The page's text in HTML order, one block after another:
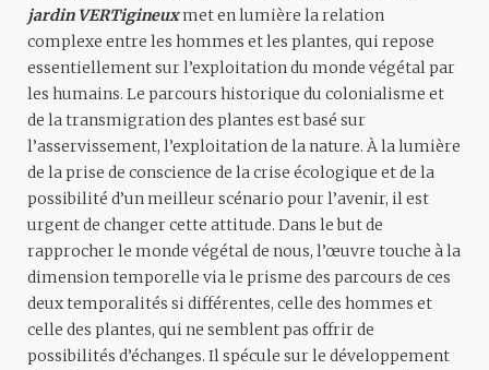
jardin VERTigineuxmet en lumière la relation
complexe entre les hommes et les plantes, qui repose
essentiellement sur l’exploitation du monde végétal par
les humains. Le parcours historique du colonialisme et
de la transmigration des plantes est basé sur
l’asservissement, l’exploitation de la nature. À la lumière
de la prise de conscience de la crise écologique et de la
possibilité d’un meilleur scénario pour l’avenir, il est
urgent de changer cette attitude. Dans le but de
rapprocher le monde végétal de nous, l’œuvre touche à la
dimension temporelle via le prisme des parcours de ces
deux temporalités si différentes, celle des hommes et
celle des plantes, qui ne semblent pas offrir de
possibilités d’échanges. Il spécule sur le développement